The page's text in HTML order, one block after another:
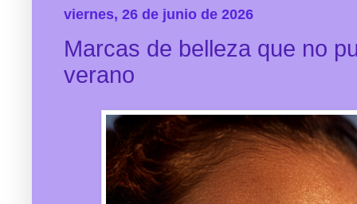
viernes, 26 de junio de 2026
Marcas de belleza que no
verano